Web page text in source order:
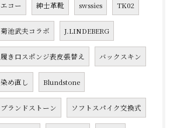
エコー 紳士革靴 swssies TK02
菊池武夫コラボ J.LINDEBERG
履き口スポンジ表皮張替え バックスキン
染め直し Blundstone
ブランドストーン ソフトスパイク交換式